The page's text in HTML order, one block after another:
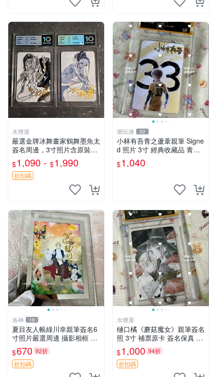
水狸屋
嚴選金牌冰舞畫家鶴舞墨魚太
簽名周邊，3寸照片含原裝卡
磚。收藏自用，面簽確保證
實。 冰舞 簽名 周邊
$1,090 - $1,990
折扣碼
潮玩港 52
小林有吾青之蘆葦親筆 Signe
d 照片 3寸 經典收藏品 青之
蘆葦限量版 周邊 相框裝裱 青
之蘆葦 簽名照 小林有吾
$1,040
洛神 19
夏目友人帳綠川幸親筆簽名6
寸照片嚴選周邊 攝影相框 網
路認證 夏目友人帳收藏 簽名
照 6寸
$670 92折
折扣碼
水狸屋
樋口橘《蘑菇魔女》親筆簽名
照 3寸 補票原卡 簽名保真 收
藏推薦 蘑菇魔女 樋口橘 照片
$1,000 94折
折扣碼